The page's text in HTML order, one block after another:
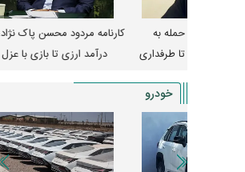
کارنامه مردود محسن پاک‌ نژاد؛ از افت شدید
درآمد ارزی تا بازی با عزل و نصب‌ها
خودرو